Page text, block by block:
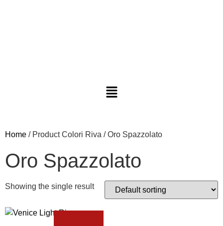
Home / Product Colori Riva / Oro Spazzolato
Oro Spazzolato
Showing the single result